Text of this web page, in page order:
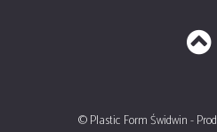
© Plastic Form Świdwin -